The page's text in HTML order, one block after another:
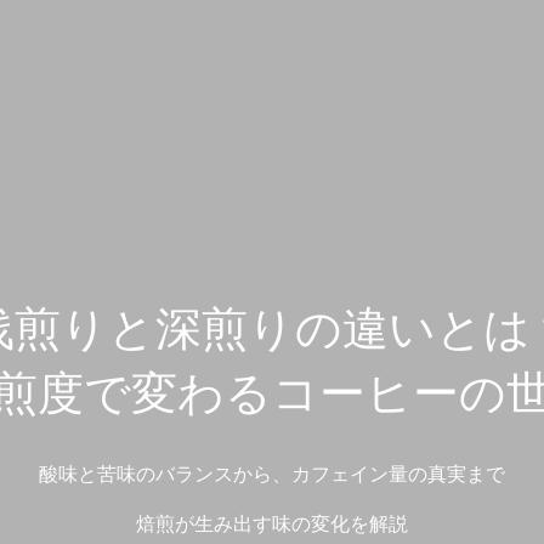
煎りと深煎りの違いとは
度で変わるコーヒーの
酸味と苦味のバランスから、カフェイン量の真実まで
焙煎が生み出す味の変化を解説